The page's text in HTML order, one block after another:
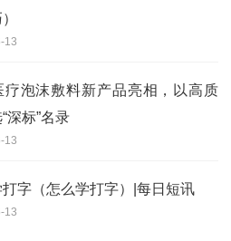
13
疗泡沫敷料新产品亮相，以高质
深标”名录
13
字（怎么学打字）|每日短讯
13